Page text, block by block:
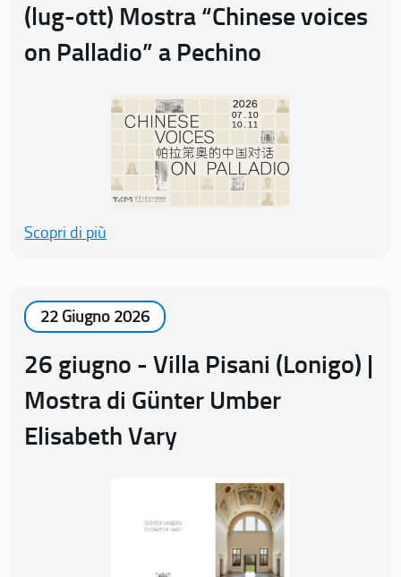
(lug-ott) Mostra “Chinese voices
on Palladio” a Pechino
Scopri di più
22 Giugno 2026
26 giugno - Villa Pisani (Lonigo) |
Mostra di Günter Umber
Elisabeth Vary